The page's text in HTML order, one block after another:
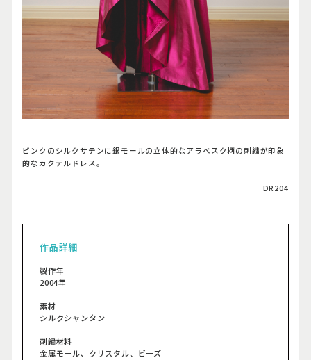
ピンクのシルクサテンに銀モールの立体的なアラベスク柄の刺繍が印象
的なカクテルドレス。
DR204
作品詳細
製作年
2004年
素材
シルクシャンタン
刺繍材料
金属モール、クリスタル、ビーズ